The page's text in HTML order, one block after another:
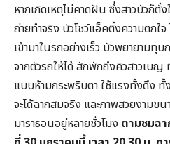
หากเกิดเหตุไม่คาดฝัน ซึ่งสาวบัวก็ตั้
ถ่ายทำจริง บัวโชว์แอ็คติ้งความตก
เข้ามาในรถอย่างเร็ว บัวพยายามทุ
จากตัวรถให้ได้ สักพักถึงคิวสาวเบ
แบบห้ามกระพริบตา ใช้แรงทั้งดึง ทั้ง
จะได้ฉากสมจริง และภาพสวยงามข
มาราธอนอยู่หลายชั่วโมง ตามชมฉ